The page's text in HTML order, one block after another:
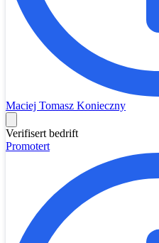
Maciej Tomasz Konieczny
Verifisert bedrift
Promotert